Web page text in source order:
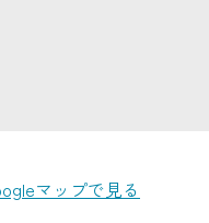
マップで見る